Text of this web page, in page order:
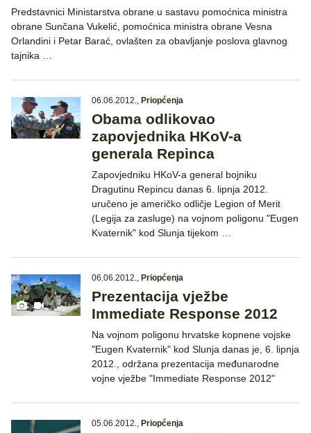
Predstavnici Ministarstva obrane u sastavu pomoćnica ministra
obrane Sunčana Vukelić, pomoćnica ministra obrane Vesna
Orlandini i Petar Barać, ovlašten za obavljanje poslova glavnog
tajnika …
06.06.2012., Priopćenja
Obama odlikovao
zapovjednika HKoV-a
generala Repinca
Zapovjedniku HKoV-a general bojniku
Dragutinu Repincu danas 6. lipnja 2012.
uručeno je američko odličje Legion of Merit
(Legija za zasluge) na vojnom poligonu "Eugen
Kvaternik" kod Slunja tijekom …
06.06.2012., Priopćenja
Prezentacija vježbe
Immediate Response 2012
Na vojnom poligonu hrvatske kopnene vojske
"Eugen Kvaternik" kod Slunja danas je, 6. lipnja
2012., održana prezentacija međunarodne
vojne vježbe "Immediate Response 2012"
05.06.2012., Priopćenja